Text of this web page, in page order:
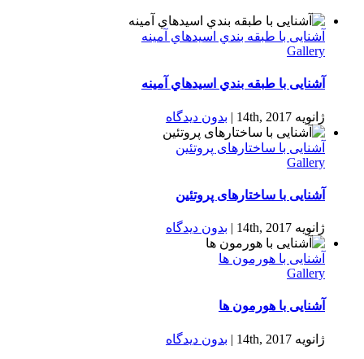
آشنایی با طبقه بندي اسيدهاي آمينه
Gallery
آشنایی با طبقه بندي اسيدهاي آمينه
ژانویه 14th, 2017 | بدون ديدگاه
آشنایی با ساختارهای پروتئین
Gallery
آشنایی با ساختارهای پروتئین
ژانویه 14th, 2017 | بدون ديدگاه
آشنایی با هورمون ها
Gallery
آشنایی با هورمون ها
ژانویه 14th, 2017 | بدون ديدگاه